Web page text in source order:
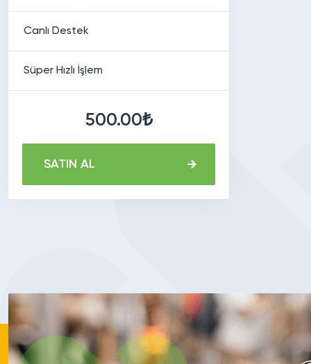
Canlı Destek
Süper Hızlı İşlem
500.00₺
SATIN AL